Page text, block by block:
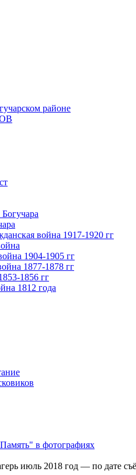
районе
война 1917-1920 гг
1904-1905 гг
1877-1878 гг
1856 гг
1812 года
в фотографиях
июль 2018 год — по дате